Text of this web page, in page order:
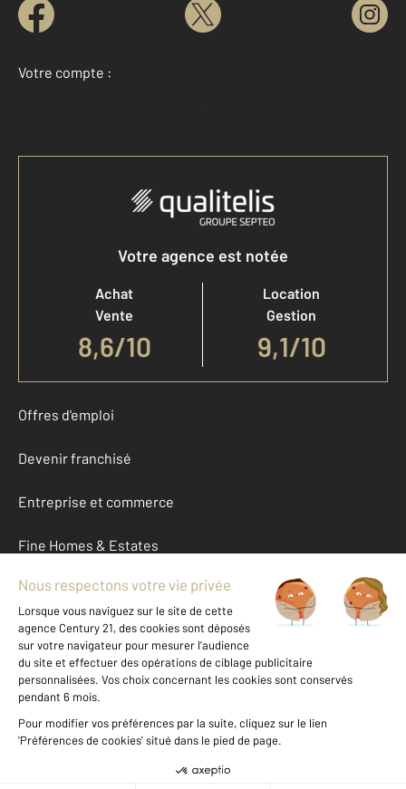
Votre compte :
Accéder à mon compte
Votre agence est notée
Achat
Vente
8,6/10
Location
Gestion
9,1/10
Offres d'emploi
Devenir franchisé
Entreprise et commerce
Fine Homes & Estates
À propos
International
Nous contacter
Données personnelles